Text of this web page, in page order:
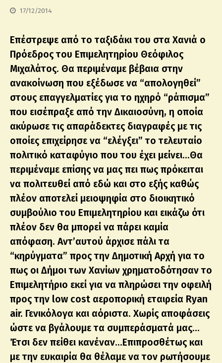
17/12/2014
Επέστρεψε από το ταξιδάκι του στα Χανιά ο
Πρόεδρος του Επιμελητηρίου Θεόφιλος
Μιχαλάτος. Θα περιμέναμε βέβαια στην
ανακοίνωση που εξέδωσε να “απολογηθεί”
στους επαγγελματίες για το ηχηρό “ράπισμα”
που εισέπραξε από την Δικαιοσύνη, η οποία
ακύρωσε τις απαράδεκτες διαγραφές με τις
οποίες επιχείρησε να “ελέγξει” το τελευταίο
πολιτικό καταφύγιο που του έχει μείνει…Θα
περιμέναμε επίσης να μας πει πως πρόκειται
να πολιτευθεί από εδώ και στο εξής καθώς
πλέον αποτελεί μειοψηφία στο διοικητικό
συμβούλιο του Επιμελητηρίου και εικάζω ότι
πλέον δεν θα μπορεί να πάρει καμία
απόφαση. Αντ’αυτού άρχισε πάλι τα
“κηρύγματα” προς την Δημοτική Αρχή για το
πως οι Δήμοι των Χανίων χρηματοδότησαν το
Επιμελητήριο εκεί για να πληρώσει την οφειλή
προς την low cost αεροπορική εταιρεία Ryan
air. Γενικόλογα και αόριστα. Χωρίς αποφάσεις
ώστε να βγάλουμε τα συμπεράσματά μας…
Έτσι δεν πείθει κανέναν…Επιπροσθέτως και
με την ευκαιρία θα θέλαμε να τον ρωτήσουμε